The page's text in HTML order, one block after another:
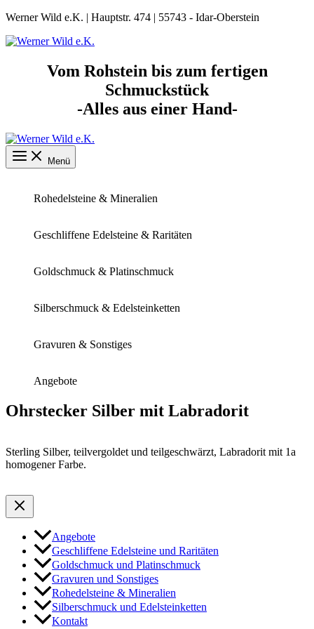
Zum
springen
Werner Wild e.K. | Hauptstr. 474 | 55743 - Idar-Oberstein
Vom Rohstein bis zum fertigen
Schmuckstück
-Alles aus einer Hand-
Menü
Rohedelsteine & Mineralien
Geschliffene Edelsteine & Raritäten
Goldschmuck & Platinschmuck
Silberschmuck & Edelsteinketten
Gravuren & Sonstiges
Angebote
Ohrstecker Silber mit Labradorit
Sterling Silber, teilvergoldet und teilgeschwärzt, Labradorit mit 1a
homogener Farbe.
Angebote
Geschliffene Edelsteine und Raritäten
Goldschmuck und Platinschmuck
Gravuren und Sonstiges
Rohedelsteine & Mineralien
Silberschmuck und Edelsteinketten
Kontakt